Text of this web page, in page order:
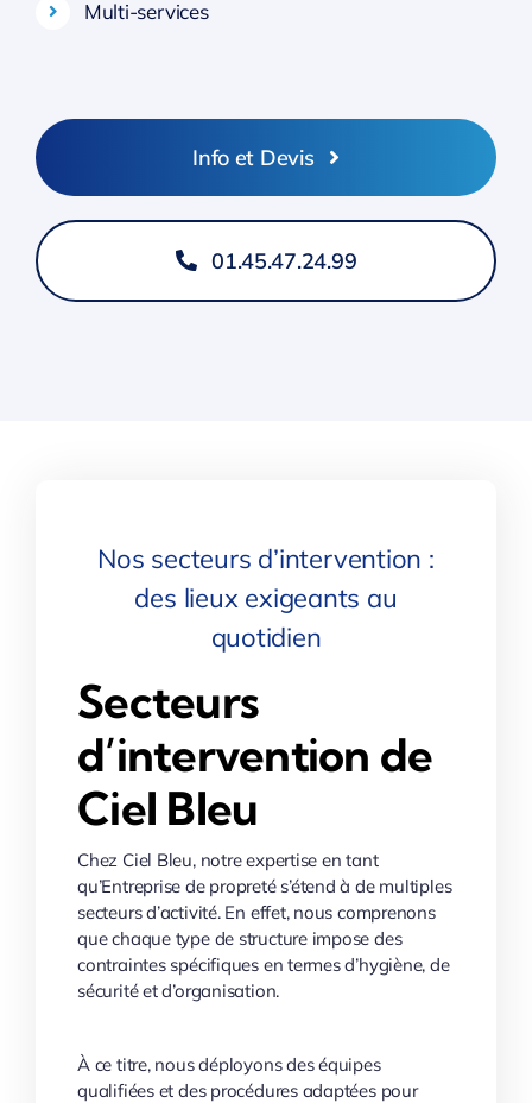
Multi-services
Info et Devis
01.45.47.24.99
Nos secteurs d’intervention :
des lieux exigeants au
quotidien
Secteurs
d’intervention de
Ciel Bleu
Chez Ciel Bleu, notre expertise en tant
qu’Entreprise de propreté s’étend à de multiples
secteurs d’activité. En effet, nous comprenons
que chaque type de structure impose des
contraintes spécifiques en termes d’hygiène, de
sécurité et d’organisation.
À ce titre, nous déployons des équipes
qualifiées et des procédures adaptées pour